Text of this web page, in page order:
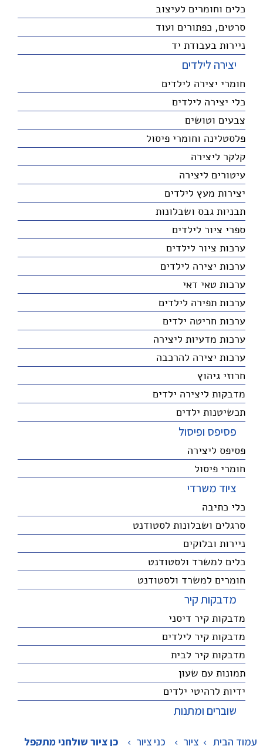
כלים וחומרים לעיצוב
סרטים, כפתורים ועוד
ניירות בעבודת יד
יצירה לילדים
חומרי יצירה לילדים
כלי יצירה לילדים
צבעים וטושים
פלסטלינה וחומרי פיסול
קלקר ליצירה
עיטורים ליצירה
יצירות מעץ לילדים
תבניות גבס ושבלונות
ספרי ציור לילדים
ערכות ציור לילדים
ערכות יצירה לילדים
ערכות טאי דאי
ערכות תפירה לילדים
ערכות חריטה ילדים
ערכות מדעיות ליצירה
ערכות יצירה להרכבה
חרוזי גיהוץ
מדבקות ליצירה ילדים
תכשיטנות ילדים
פסיפס ופיסול
פסיפס ליצירה
חומרי פיסול
ציוד משרדי
כלי כתיבה
סרגלים ושבלונות לסטודנט
ניירות ובלוקים
כלים למשרד ולסטודנט
חומרים למשרד ולסטודנט
מדבקות קיר
מדבקות קיר דיסני
מדבקות קיר לילדים
מדבקות קיר לבית
תמונות עם שעון
ידיות לרהיטי ילדים
שוברים ומתנות
עמוד הבית ציור > כני ציור > כן ציור שולחני מתקפל